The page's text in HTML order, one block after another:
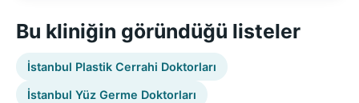
Bu kliniğin göründüğü listeler
İstanbul Plastik Cerrahi Doktorları
İstanbul Yüz Germe Doktorları